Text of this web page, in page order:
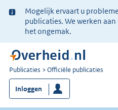
Ter
informatie:
Mogelijk ervaart u
publicaties. We werken
het ongemak.
U
bent
nu
hier:
Publicaties Officiële publicaties
Inloggen